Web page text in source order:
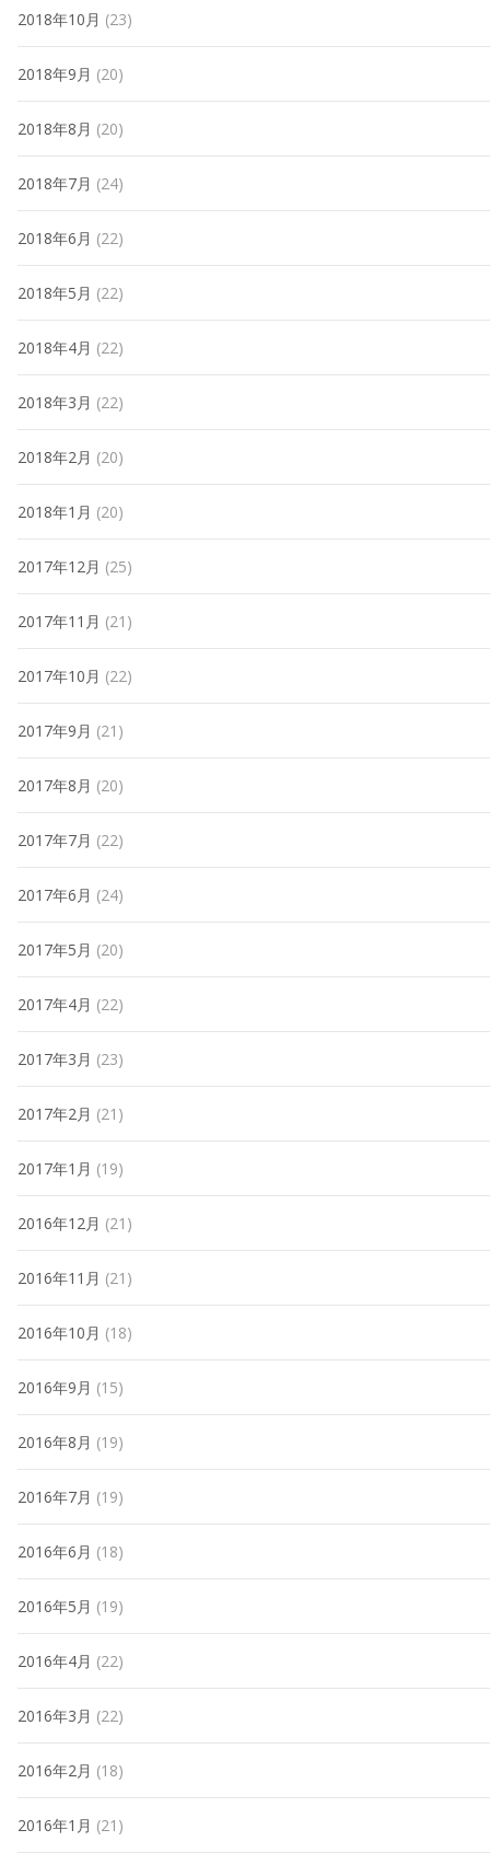
2018年10月 (23)
2018年9月 (20)
2018年8月 (20)
2018年7月 (24)
2018年6月 (22)
2018年5月 (22)
2018年4月 (22)
2018年3月 (22)
2018年2月 (20)
2018年1月 (20)
2017年12月 (25)
2017年11月 (21)
2017年10月 (22)
2017年9月 (21)
2017年8月 (20)
2017年7月 (22)
2017年6月 (24)
2017年5月 (20)
2017年4月 (22)
2017年3月 (23)
2017年2月 (21)
2017年1月 (19)
2016年12月 (21)
2016年11月 (21)
2016年10月 (18)
2016年9月 (15)
2016年8月 (19)
2016年7月 (19)
2016年6月 (18)
2016年5月 (19)
2016年4月 (22)
2016年3月 (22)
2016年2月 (18)
2016年1月 (21)